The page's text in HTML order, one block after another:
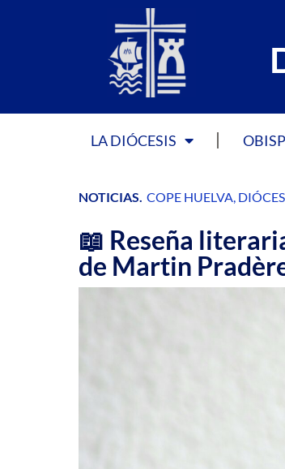
LA DIÓCESIS
NOTICIAS. COPE HUELVA,
📖 Reseña
de Martin